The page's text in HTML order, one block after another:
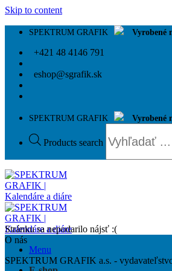
Skip to content
SPEKTRUM GRAFIK Vyrobené
+421 48 4146 791
eshop@sgrafik.sk
SPEKTRUM GRAFIK Vyrobené
Products search
Menu
Stránku sa nepodarilo nájsť :(
O nás
SPEKTRUM GRAFIK a.s. -